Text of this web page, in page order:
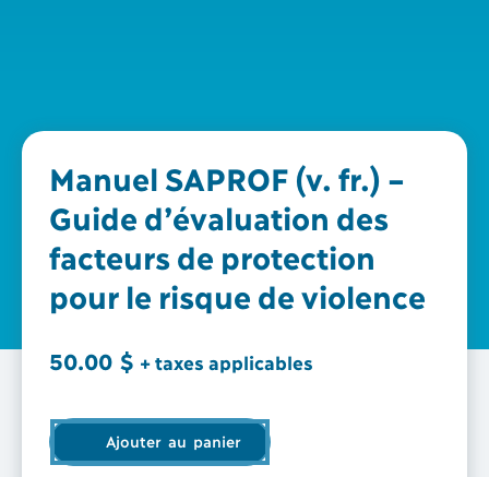
Manuel SAPROF (v. fr.) –
Guide d’évaluation des
facteurs de protection
pour le risque de violence
50.00 $ + taxes applicables
Ajouter au panier